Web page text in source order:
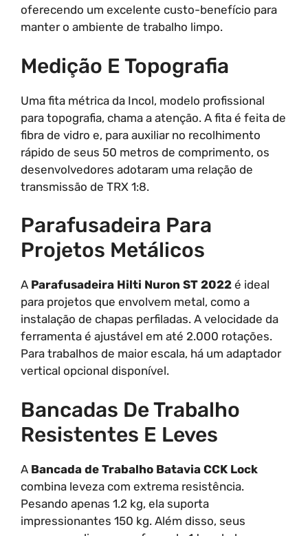
oferecendo um excelente custo-benefício para
manter o ambiente de trabalho limpo.
Medição E Topografia
Uma fita métrica da Incol, modelo profissional
para topografia, chama a atenção. A fita é feita de
fibra de vidro e, para auxiliar no recolhimento
rápido de seus 50 metros de comprimento, os
desenvolvedores adotaram uma relação de
transmissão de TRX 1:8.
Parafusadeira Para
Projetos Metálicos
A Parafusadeira Hilti Nuron ST 2022 é ideal
para projetos que envolvem metal, como a
instalação de chapas perfiladas. A velocidade da
ferramenta é ajustável em até 2.000 rotações.
Para trabalhos de maior escala, há um adaptador
vertical opcional disponível.
Bancadas De Trabalho
Resistentes E Leves
A Bancada de Trabalho Batavia CCK Lock
combina leveza com extrema resistência.
Pesando apenas 1.2 kg, ela suporta
impressionantes 150 kg. Além disso, seus